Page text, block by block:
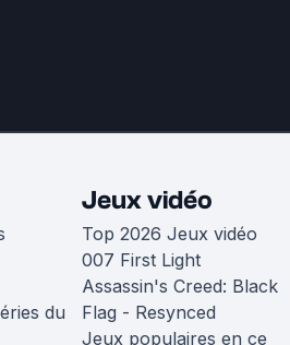
du
Jeux vidéo
Top 2026 Jeux vidéo
007 First Light
Assassin's Creed: Black
Flag - Resynced
Jeux populaires en ce